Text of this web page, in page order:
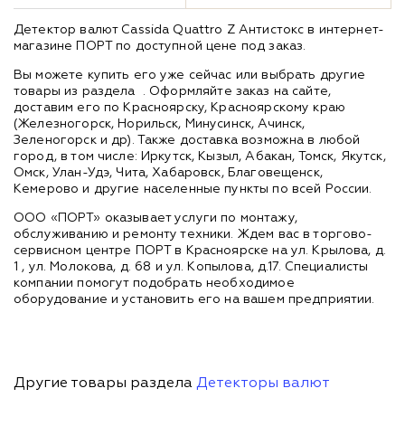
Детектор валют Cassida Quattro Z Антистокс в интернет-
магазине ПОРТ по доступной цене под заказ.
Вы можете купить его уже сейчас или выбрать другие
товары из раздела . Оформляйте заказ на сайте,
доставим его по Красноярску, Красноярскому краю
(Железногорск, Норильск, Минусинск, Ачинск,
Зеленогорск и др). Также доставка возможна в любой
город, в том числе: Иркутск, Кызыл, Абакан, Томск, Якутск,
Омск, Улан-Удэ, Чита, Хабаровск, Благовещенск,
Кемерово и другие населенные пункты по всей России.
ООО «ПОРТ» оказывает услуги по монтажу,
обслуживанию и ремонту техники. Ждем вас в торгово-
сервисном центре ПОРТ в Красноярске на ул. Крылова, д.
1 , ул. Молокова, д. 68 и ул. Копылова, д.17. Специалисты
компании помогут подобрать необходимое
оборудование и установить его на вашем предприятии.
Другие товары раздела Детекторы валют